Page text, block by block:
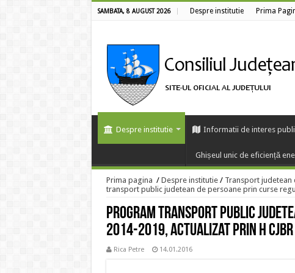
SAMBATA, 8 AUGUST 2026 Despre institutie Prima
Despre institutie Informatii de interes
Ghișeul unic de eficiență
Prima pagina / Despre institutie / Transport judetean
transport public judetean de persoane prin curse
Program transport public
2014-2019, actualizat prin H
Rica Petre 14.01.2016